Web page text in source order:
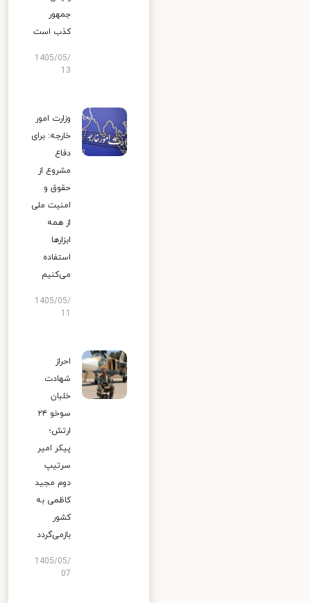
جمهور
کذب است
1405/05/
13
وزارت امور
خارجه: برای
دفاع
مشروع از
حقوق و
امنیت ملی
از همه
ابزارها
استفاده
می‌کنیم
1405/05/
احراز
شهادت
خلبان
سوخو ۲۴
ارتش؛
پیکر امیر
سرتیپ
دوم مجید
کاظمی به
کشور
بازمی‌گردد
1405/05/
07